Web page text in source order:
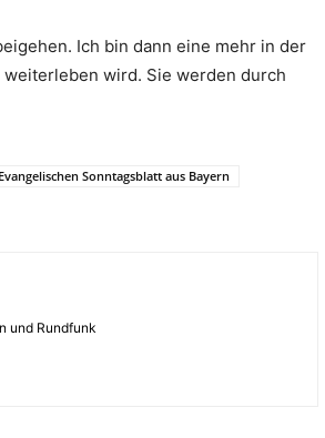
Ich bin dann eine mehr in der
wird. Sie werden durch
Sonntagsblatt aus Bayern
und Rundfunk